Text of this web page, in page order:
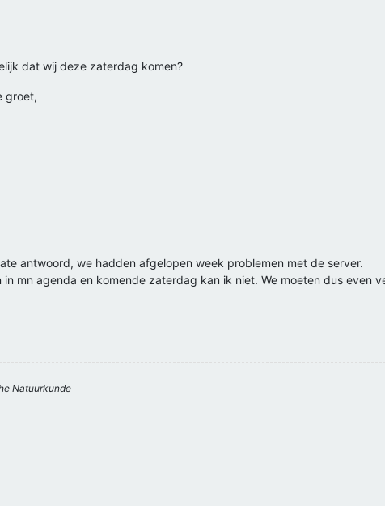
dat wij deze zaterdag komen?
groet,
antwoord, we hadden afgelopen week problemen met de server.
in mn agenda en komende zaterdag kan ik niet. We moeten dus even
Natuurkunde